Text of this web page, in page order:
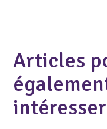
Articles
intéresser